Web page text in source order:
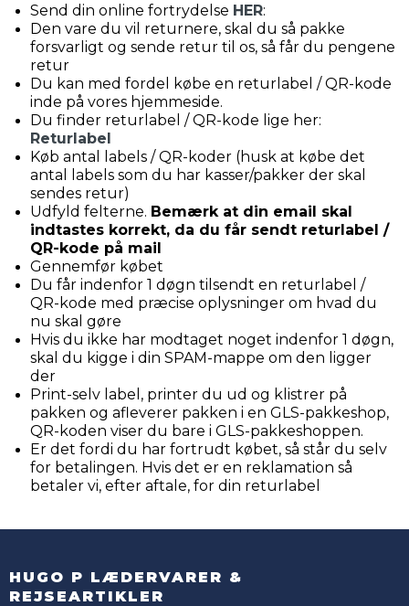
Send din online fortrydelse HER:
Den vare du vil returnere, skal du så pakke
forsvarligt og sende retur til os, så får du pengene
retur
Du kan med fordel købe en returlabel / QR-kode
inde på vores hjemmeside.
Du finder returlabel / QR-kode lige her:
Returlabel
Køb antal labels / QR-koder (husk at købe det
antal labels som du har kasser/pakker der skal
sendes retur)
Udfyld felterne. Bemærk at din email skal
indtastes korrekt, da du får sendt returlabel /
QR-kode på mail
Gennemfør købet
Du får indenfor 1 døgn tilsendt en returlabel /
QR-kode med præcise oplysninger om hvad du
nu skal gøre
Hvis du ikke har modtaget noget indenfor 1 døgn,
skal du kigge i din SPAM-mappe om den ligger
der
Print-selv label, printer du ud og klistrer på
pakken og afleverer pakken i en GLS-pakkeshop,
QR-koden viser du bare i GLS-pakkeshoppen.
Er det fordi du har fortrudt købet, så står du selv
for betalingen. Hvis det er en reklamation så
betaler vi, efter aftale, for din returlabel
HUGO P LÆDERVARER &
REJSEARTIKLER